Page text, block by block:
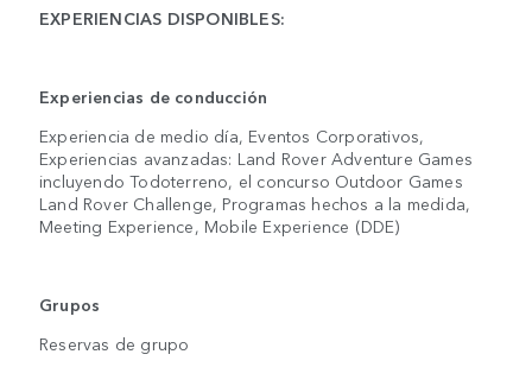
EXPERIENCIAS DISPONIBLES:
Experiencias de conducción
Experiencia de medio día, Eventos Corporativos,
Experiencias avanzadas: Land Rover Adventure Games
incluyendo Todoterreno, el concurso Outdoor Games
Land Rover Challenge, Programas hechos a la medida,
Meeting Experience, Mobile Experience (DDE)
Grupos
Reservas de grupo